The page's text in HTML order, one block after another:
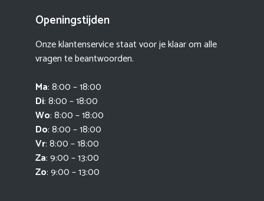
Openingstijden
Onze klantenservice staat voor je klaar om alle
vragen te beantwoorden.
Ma: 8:00 – 18:00
Di: 8:00 – 18:00
Wo: 8:00 – 18:00
Do: 8:00 – 18:00
Vr: 8:00 – 18:00
Za: 9:00 – 13:00
Zo: 9:00 – 13:00